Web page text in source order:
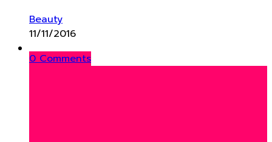
Beauty
11/11/2016
0 Comments